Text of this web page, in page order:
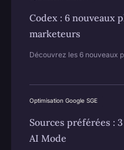
Codex : 6 nouveaux
marketeurs
Découvrez les 6 nouveaux
Optimisation Google SGE
Sources préférées :
AI Mode